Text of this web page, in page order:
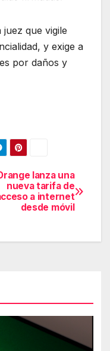
que vigile
y exige a
por daños y
lanza una
nueva tarifa de
a internet
desde móvil